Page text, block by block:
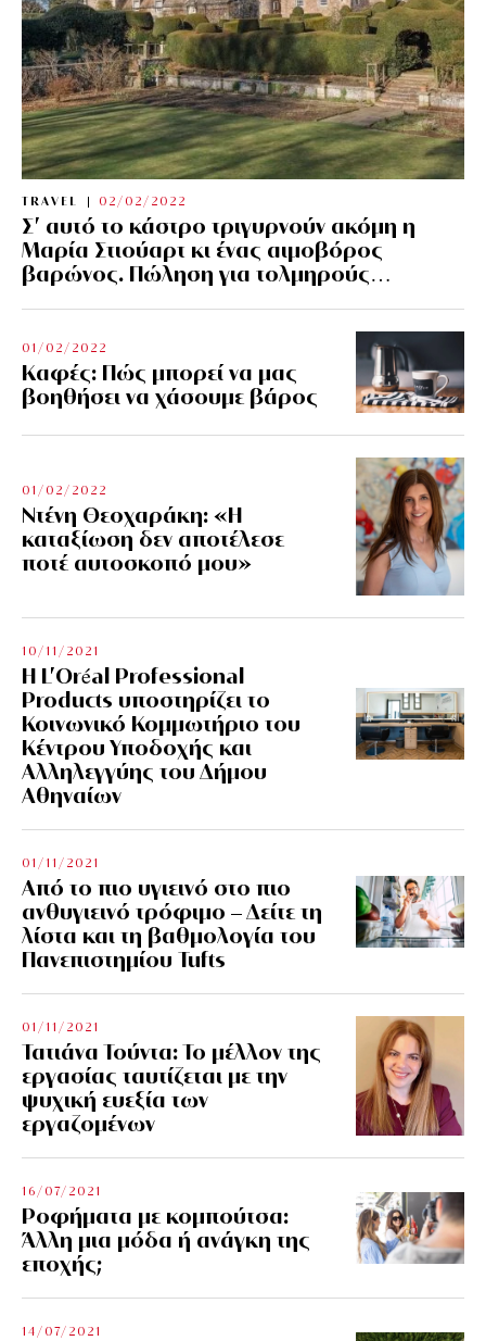
TRAVEL 02/02/2022
Σ’ αυτό το κάστρο τριγυρνούν ακόμη η
Μαρία Στιούαρτ κι ένας αιμοβόρος
βαρώνος. Πώληση για τολμηρούς…
01/02/2022
Kαφές: Πώς μπορεί να μας
βοηθήσει να χάσουμε βάρος
01/02/2022
Ντένη Θεοχαράκη: «Η
καταξίωση δεν αποτέλεσε
ποτέ αυτοσκοπό μου»
10/11/2021
Η L’Οréal Professional
Products υποστηρίζει το
Κοινωνικό Κομμωτήριο του
Κέντρου Υποδοχής και
Αλληλεγγύης του Δήμου
Αθηναίων
01/11/2021
Από το πιο υγιεινό στο πιο
ανθυγιεινό τρόφιμο – Δείτε τη
λίστα και τη βαθμολογία του
Πανεπιστημίου Tufts
01/11/2021
Τατιάνα Τούντα: Το μέλλον της
εργασίας ταυτίζεται με την
ψυχική ευεξία των
εργαζομένων
16/07/2021
Ροφήματα με κομπούτσα:
Άλλη μια μόδα ή ανάγκη της
εποχής;
14/07/2021